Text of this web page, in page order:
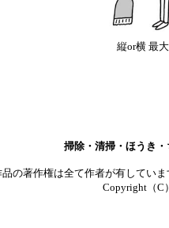
縦or横 最
掃除・清掃・ほうき
の著作権は全て作者が有してい
Copyright（C